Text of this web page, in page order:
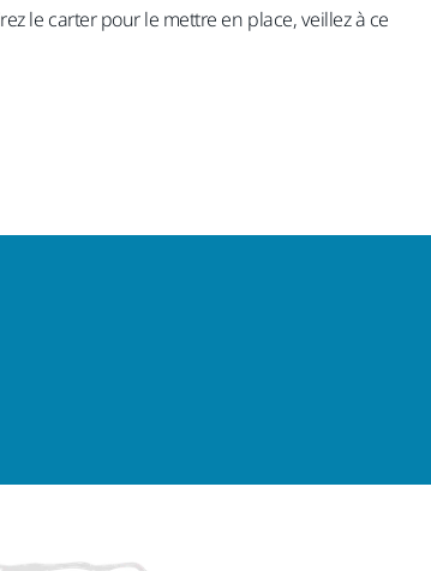
le carter pour le mettre en place, veillez à ce